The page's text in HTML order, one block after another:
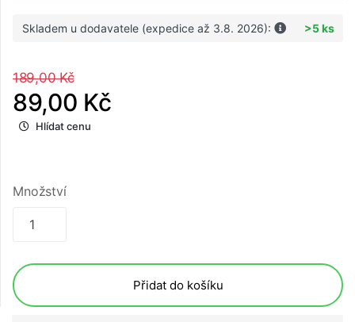
Skladem u dodavatele (expedice až 3.8. 2026): >5 ks
189,00 Kč
89,00 Kč
Hlídat cenu
Množství
Přidat do košíku